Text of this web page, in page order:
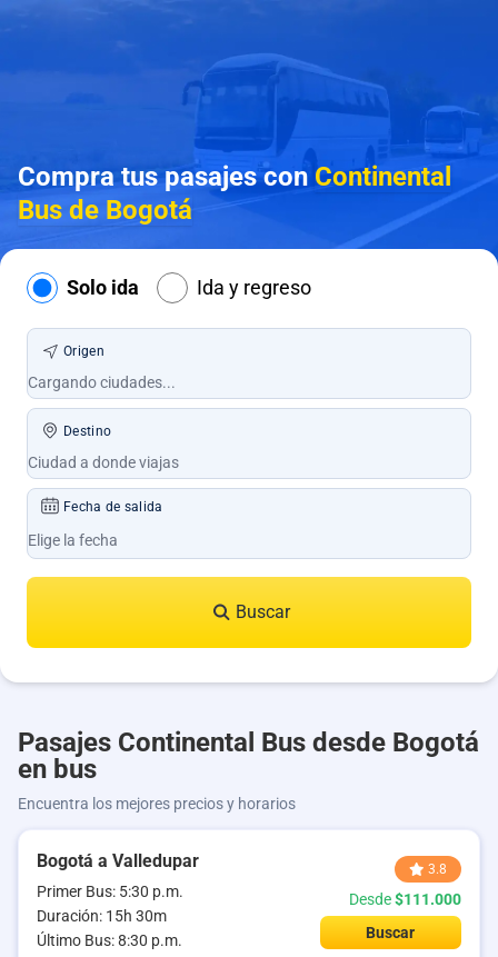
Compra tus pasajes con Continental
Bus de Bogotá
Solo ida Ida y regreso
Origen
Destino
Fecha de salida
Buscar
Pasajes Continental Bus desde Bogotá
en bus
Encuentra los mejores precios y horarios
Bogotá a Valledupar
Primer Bus: 5:30 p.m.
Duración: 15h 30m
Último Bus: 8:30 p.m.
3.8
Desde$111.000
Buscar